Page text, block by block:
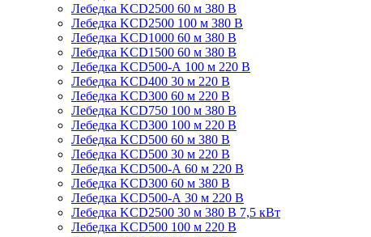
Лебедка KCD2500 60 м 380 В
Лебедка KCD2500 100 м 380 В
Лебедка KCD1000 60 м 380 В
Лебедка KCD1500 60 м 380 В
Лебедка KCD500-А 100 м 220 В
Лебедка KCD400 30 м 220 В
Лебедка KCD300 60 м 220 В
Лебедка KCD750 100 м 380 В
Лебедка KCD300 100 м 220 В
Лебедка KCD500 60 м 380 В
Лебедка KCD500 30 м 220 В
Лебедка KCD500-А 60 м 220 В
Лебедка KCD300 60 м 380 В
Лебедка KCD500-А 30 м 220 В
Лебедка KCD2500 30 м 380 В 7,5 кВт
Лебедка KCD500 100 м 220 В